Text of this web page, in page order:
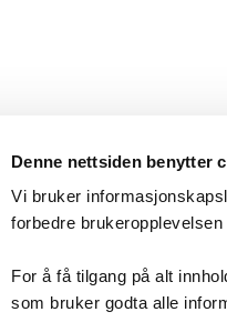
Denne nettsiden benytter
Vi bruker
forbedre
For å få tilgang på alt
som bruker godta alle
Kompetansebroen